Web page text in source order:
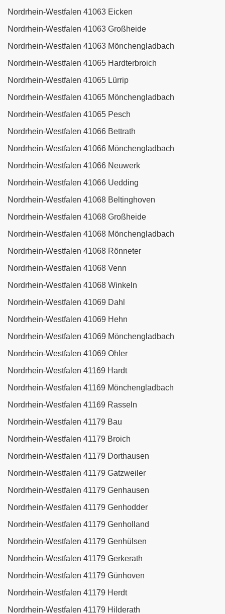
Nordrhein-Westfalen 41063 Eicken
Nordrhein-Westfalen 41063 Großheide
Nordrhein-Westfalen 41063 Mönchengladbach
Nordrhein-Westfalen 41065 Hardterbroich
Nordrhein-Westfalen 41065 Lürrip
Nordrhein-Westfalen 41065 Mönchengladbach
Nordrhein-Westfalen 41065 Pesch
Nordrhein-Westfalen 41066 Bettrath
Nordrhein-Westfalen 41066 Mönchengladbach
Nordrhein-Westfalen 41066 Neuwerk
Nordrhein-Westfalen 41066 Uedding
Nordrhein-Westfalen 41068 Beltinghoven
Nordrhein-Westfalen 41068 Großheide
Nordrhein-Westfalen 41068 Mönchengladbach
Nordrhein-Westfalen 41068 Rönneter
Nordrhein-Westfalen 41068 Venn
Nordrhein-Westfalen 41068 Winkeln
Nordrhein-Westfalen 41069 Dahl
Nordrhein-Westfalen 41069 Hehn
Nordrhein-Westfalen 41069 Mönchengladbach
Nordrhein-Westfalen 41069 Ohler
Nordrhein-Westfalen 41169 Hardt
Nordrhein-Westfalen 41169 Mönchengladbach
Nordrhein-Westfalen 41169 Rasseln
Nordrhein-Westfalen 41179 Bau
Nordrhein-Westfalen 41179 Broich
Nordrhein-Westfalen 41179 Dorthausen
Nordrhein-Westfalen 41179 Gatzweiler
Nordrhein-Westfalen 41179 Genhausen
Nordrhein-Westfalen 41179 Genhodder
Nordrhein-Westfalen 41179 Genholland
Nordrhein-Westfalen 41179 Genhülsen
Nordrhein-Westfalen 41179 Gerkerath
Nordrhein-Westfalen 41179 Günhoven
Nordrhein-Westfalen 41179 Herdt
Nordrhein-Westfalen 41179 Hilderath